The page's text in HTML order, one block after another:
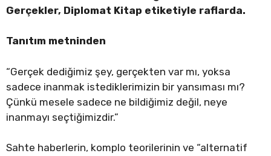
Gerçekler, Diplomat Kitap etiketiyle raflarda.
Tanıtım metninden
“Gerçek dediğimiz şey, gerçekten var mı, yoksa
sadece inanmak istediklerimizin bir yansıması mı?
Çünkü mesele sadece ne bildiğimiz değil, neye
inanmayı seçtiğimizdir.”
Sahte haberlerin, komplo teorilerinin ve “alternatif